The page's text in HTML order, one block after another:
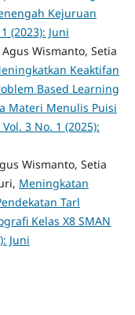
Kejuruan
(2023): Juni
Wismanto, Setia
Keaktifan
Based Learning
Materi Menulis Puisi
Vol. 3 No. 1 (2025):
Wismanto, Setia
Meningkatan
Tarl
Kelas X8 SMAN
Juni